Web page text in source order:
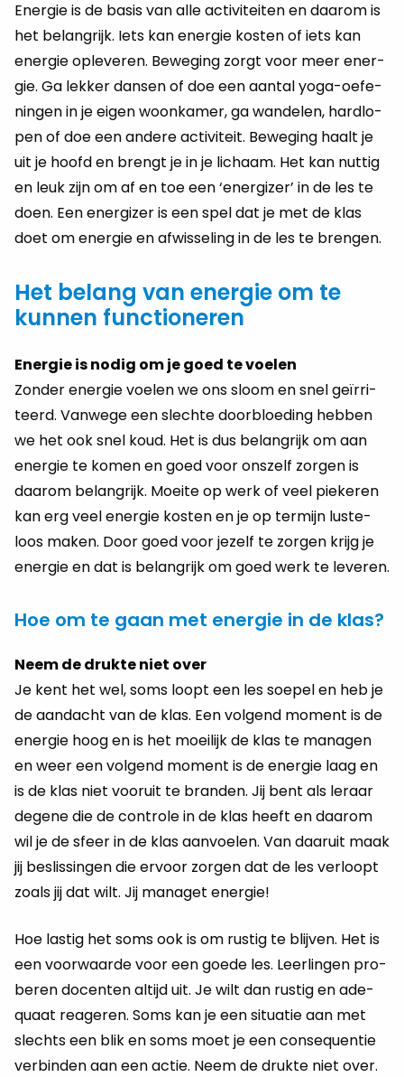
Ener­gie is de basis van alle ac­ti­vi­tei­ten en daar­om is
het be­lang­rijk. Iets kan ener­gie kos­ten of iets kan
ener­gie op­le­ve­ren. Be­we­ging zorgt voor meer ener­
gie. Ga lek­ker dan­sen of doe een aan­tal yoga-oe­fe­
nin­gen in je eigen woon­ka­mer, ga wan­de­len, hard­lo­
pen of doe een an­de­re ac­ti­vi­teit. Be­we­ging haalt je
uit je hoofd en brengt je in je li­chaam. Het kan nut­tig
en leuk zijn om af en toe een ‘ener­gi­zer’ in de les te
doen. Een ener­gi­zer is een spel dat je met de klas
doet om ener­gie en af­wis­se­ling in de les te bren­gen.
Het belang van energie om te
kunnen functioneren
Energie is nodig om je goed te voelen
Zon­der ener­gie voe­len we ons sloom en snel geïrri­
teerd. Van­we­ge een slech­te door­bloe­ding heb­ben
we het ook snel koud. Het is dus be­lang­rijk om aan
ener­gie te komen en goed voor ons­zelf zor­gen is
daar­om be­lang­rijk. Moei­te op werk of veel pie­ke­ren
kan erg veel ener­gie kos­ten en je op ter­mijn lus­te­
loos maken. Door goed voor je­zelf te zor­gen krijg je
ener­gie en dat is be­lang­rijk om goed werk te le­ve­ren.
Hoe om te gaan met energie in de klas?
Neem de drukte niet over
Je kent het wel, soms loopt een les soe­pel en heb je
de aan­dacht van de klas. Een vol­gend mo­ment is de
ener­gie hoog en is het moei­lijk de klas te ma­na­gen
en weer een vol­gend mo­ment is de ener­gie laag en
is de klas niet voor­uit te bran­den. Jij bent als le­raar
de­ge­ne die de con­tro­le in de klas heeft en daar­om
wil je de sfeer in de klas aan­voe­len. Van daar­uit maak
jij be­slis­sin­gen die er­voor zor­gen dat de les ver­loopt
zoals jij dat wilt. Jij ma­na­get ener­gie!
Hoe las­tig het soms ook is om rus­tig te blij­ven. Het is
een voor­waar­de voor een goede les. Leer­lin­gen pro­
be­ren do­cen­ten al­tijd uit. Je wilt dan rus­tig en ade­
quaat re­a­ge­ren. Soms kan je een si­tu­a­tie aan met
slechts een blik en soms moet je een con­se­quen­tie
ver­bin­den aan een actie. Neem de druk­te niet over.